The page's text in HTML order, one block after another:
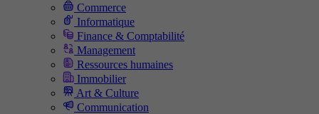
Commerce
Informatique
Finance & Comptabilité
Management
Ressources humaines
Immobilier
Art & Culture
Communication